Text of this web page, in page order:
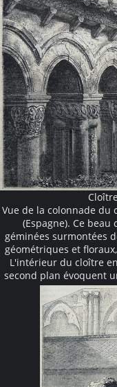
Vue de la colonnade du
(Espagne). Ce
géminées surmontées
géométriques et
L'intérieur du cloître
second plan évoquent